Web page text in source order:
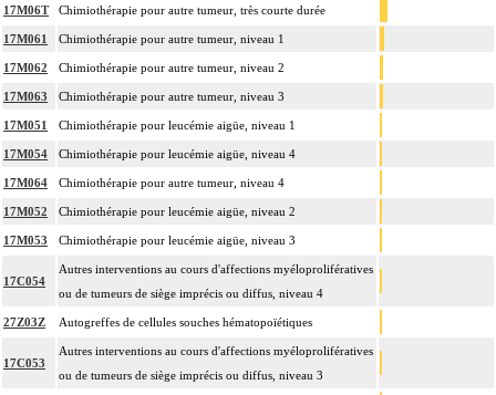
17M06T Chimiothérapie pour autre tumeur, très courte durée
17M061 Chimiothérapie pour autre tumeur, niveau 1
17M062 Chimiothérapie pour autre tumeur, niveau 2
17M063 Chimiothérapie pour autre tumeur, niveau 3
17M051 Chimiothérapie pour leucémie aigüe, niveau 1
17M054 Chimiothérapie pour leucémie aigüe, niveau 4
17M064 Chimiothérapie pour autre tumeur, niveau 4
17M052 Chimiothérapie pour leucémie aigüe, niveau 2
17M053 Chimiothérapie pour leucémie aigüe, niveau 3
17C054
Autres interventions au cours d'affections myéloprolifératives
ou de tumeurs de siège imprécis ou diffus, niveau 4
27Z03Z Autogreffes de cellules souches hématopoïétiques
17C053
Autres interventions au cours d'affections myéloprolifératives
ou de tumeurs de siège imprécis ou diffus, niveau 3